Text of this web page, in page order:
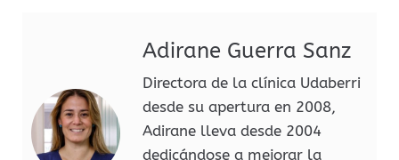
Adirane Guerra Sanz
Directora de la clínica Udaberri
desde su apertura en 2008,
Adirane lleva desde 2004
dedicándose a mejorar la